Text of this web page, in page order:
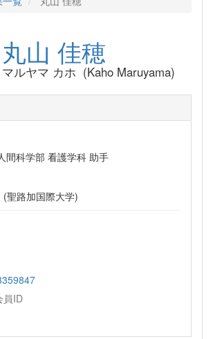
丸山 佳穂
マルヤマ カホ (Kaho Maruyama)
間科学部 看護学科 助手
聖路加国際大学)
員ID